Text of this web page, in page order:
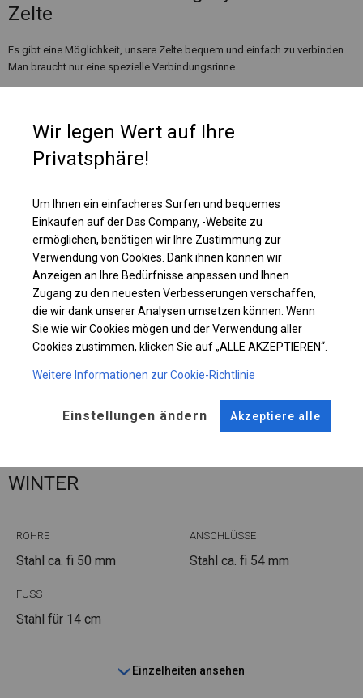
Zelte
Es gibt eine Möglichkeit, unsere Zelte bequem und einfach zu verbinden.
Man braucht nur eine spezielle Verbindungsrinne.
Einzelheiten ansehen
Plane ändern
WINTER
ROHRE
Stahl ca. fi 50 mm
ANSCHLÜSSE
Stahl ca. fi 54 mm
FUSS
Stahl für 14 cm
Einzelheiten ansehen
Wir legen Wert auf Ihre
Privatsphäre!
Um Ihnen ein einfacheres Surfen und bequemes
Einkaufen auf der Das Company, -Website zu
ermöglichen, benötigen wir Ihre Zustimmung zur
Verwendung von Cookies. Dank ihnen können wir
Anzeigen an Ihre Bedürfnisse anpassen und Ihnen
Zugang zu den neuesten Verbesserungen verschaffen,
die wir dank unserer Analysen umsetzen können. Wenn
Sie wie wir Cookies mögen und der Verwendung aller
Cookies zustimmen, klicken Sie auf „ALLE AKZEPTIEREN“.
Weitere Informationen zur Cookie-Richtlinie
Einstellungen ändern Akzeptiere alle